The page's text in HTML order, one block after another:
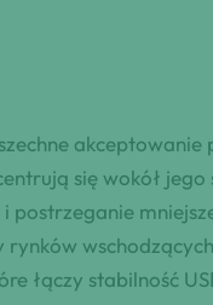
akceptowanie
się wokół
i postrzeganie
rynków
łączy stabilność